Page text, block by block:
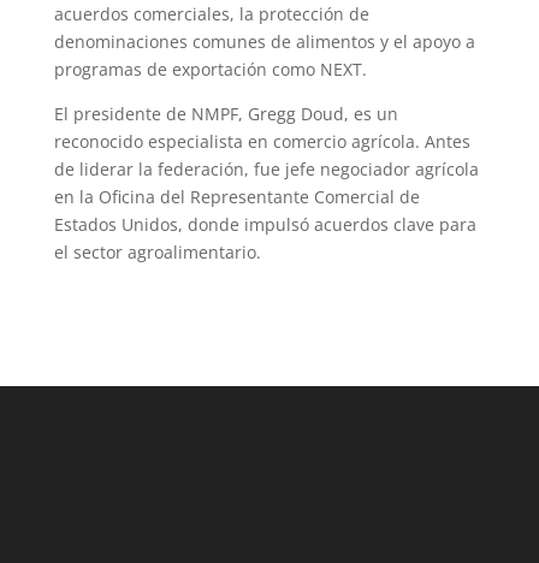
acuerdos comerciales, la protección de
denominaciones comunes de alimentos y el apoyo a
programas de exportación como NEXT.
El presidente de NMPF, Gregg Doud, es un
reconocido especialista en comercio agrícola. Antes
de liderar la federación, fue jefe negociador agrícola
en la Oficina del Representante Comercial de
Estados Unidos, donde impulsó acuerdos clave para
el sector agroalimentario.